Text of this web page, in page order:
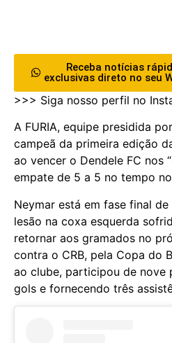
Receba notícias
exclusivas direto no seu
>>> Siga nosso perfil no
A FURIA, equipe presidida
campeã da primeira edição
ao vencer o Dendele FC nos
empate de 5 a 5 no tempo
Neymar está em fase final
lesão na coxa esquerda
retornar aos gramados no
contra o CRB, pela Copa do
ao clube, participou de nove
gols e fornecendo três